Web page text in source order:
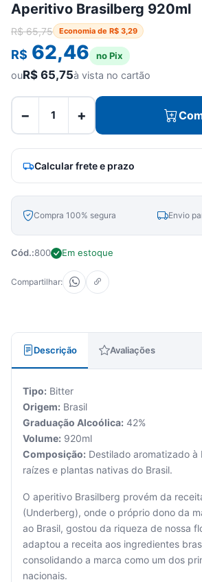
Seu
carrinho
está
vazio.
Aperitivo Brasilberg 920ml
R$65,75 Economia de R$ 3,29
R$ 62,46 no Pix
ouR$ 65,75à vista no cartão
− +
Calcular frete e prazo
Compra 100% segura Envio
Cód.:800 Em estoque
Compartilhar:
Descrição Avaliações
Tipo: Bitter
Origem: Brasil
Graduação Alcoólica: 42%
Volume: 920ml
Composição: Destilado aromatizado à
raízes e plantas nativas do Brasil.
O aperitivo Brasilberg provém da
(Underberg), onde o próprio dono da
ao Brasil, gostou da riqueza de nossa
adaptou a receita aos ingredientes
consolidando a marca como um dos
nacionais.